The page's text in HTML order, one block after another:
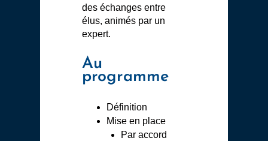
des échanges entre
élus, animés par un
expert.
Au
programme
Définition
Mise en place
Par accord